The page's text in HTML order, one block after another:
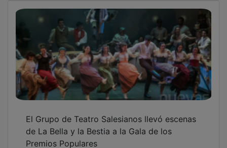
El Grupo de Teatro Salesianos llevó escenas
de La Bella y la Bestia a la Gala de los
Premios Populares